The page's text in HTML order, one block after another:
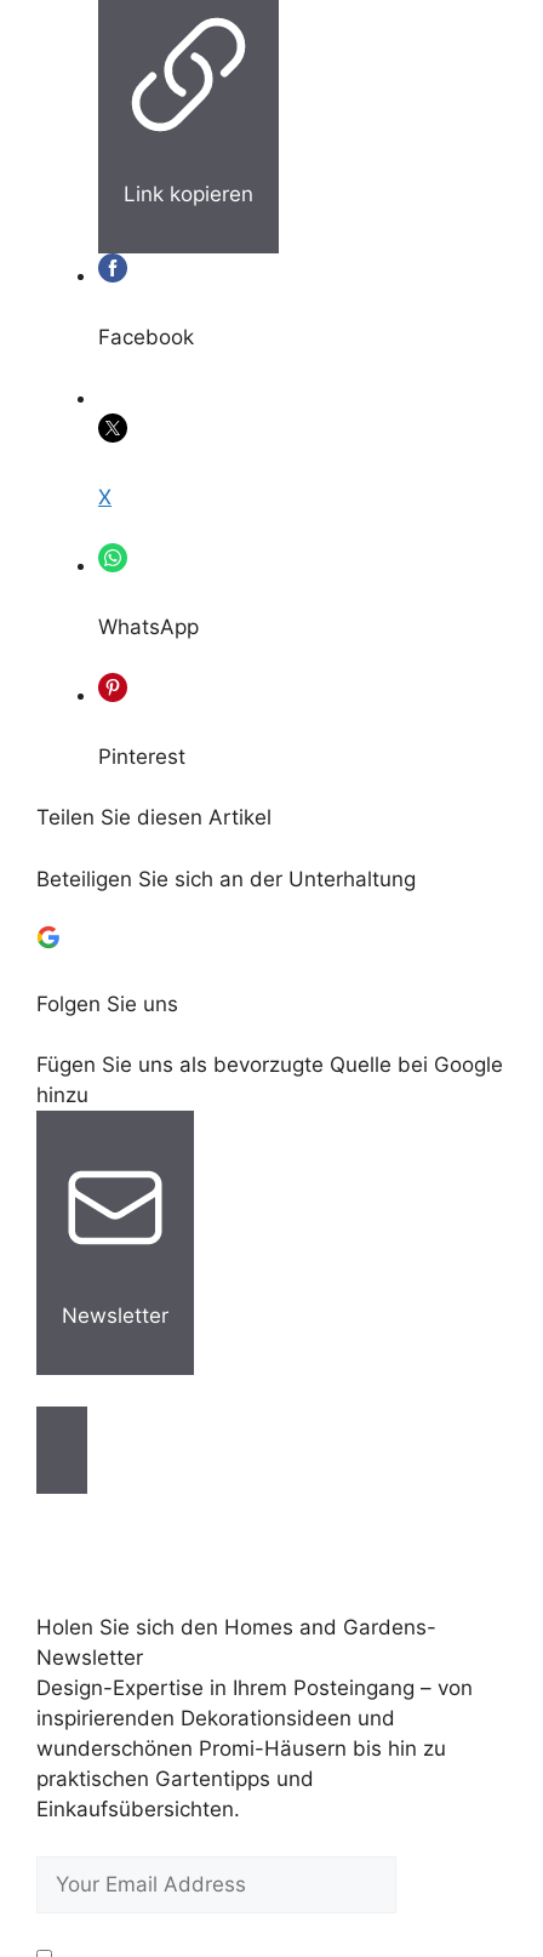
Link kopieren
Facebook
X
WhatsApp
Pinterest
Teilen Sie diesen Artikel
Beteiligen Sie sich an der Unterhaltung
Folgen Sie uns
Fügen Sie uns als bevorzugte Quelle bei Google
hinzu
Newsletter
Holen Sie sich den Homes and Gardens-
Newsletter
Design-Expertise in Ihrem Posteingang – von
inspirierenden Dekorationsideen und
wunderschönen Promi-Häusern bis hin zu
praktischen Gartentipps und
Einkaufsübersichten.